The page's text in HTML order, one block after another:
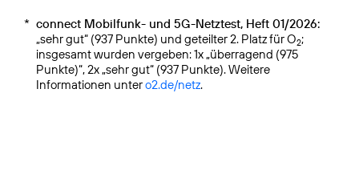
* connect Mobilfunk- und 5G-Netztest, Heft 01/2026:
„sehr gut“ (937 Punkte) und geteilter 2. Platz für O2;
insgesamt wurden vergeben: 1x „überragend (975
Punkte)“, 2x „sehr gut“ (937 Punkte). Weitere
Informationen untero2.de/netz.